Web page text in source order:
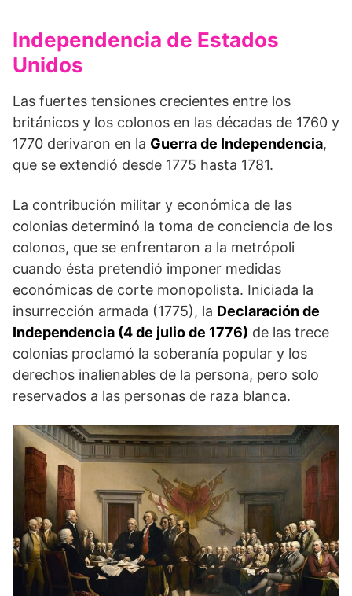
Independencia de Estados
Unidos
Las fuertes tensiones crecientes entre los
británicos y los colonos en las décadas de 1760 y
1770 derivaron en la Guerra de Independencia,
que se extendió desde 1775 hasta 1781.
La contribución militar y económica de las
colonias determinó la toma de conciencia de los
colonos, que se enfrentaron a la metrópoli
cuando ésta pretendió imponer medidas
económicas de corte monopolista. Iniciada la
insurrección armada (1775), la Declaración de
Independencia (4 de julio de 1776) de las trece
colonias proclamó la soberanía popular y los
derechos inalienables de la persona, pero solo
reservados a las personas de raza blanca.